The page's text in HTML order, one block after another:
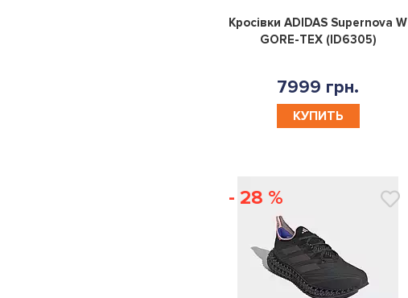
0
Кросівки ADIDAS Supernova W
GORE-TEX (ID6305)
7999 грн.
КУПИТЬ
- 28 %